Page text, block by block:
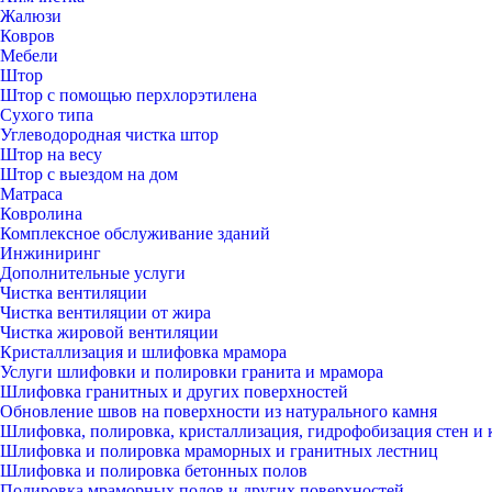
Жалюзи
Ковров
Мебели
Штор
Штор с помощью перхлорэтилена
Сухого типа
Углеводородная чистка штор
Штор на весу
Штор с выездом на дом
Матраса
Ковролина
Комплексное обслуживание зданий
Инжиниринг
Дополнительные услуги
Чистка вентиляции
Чистка вентиляции от жира
Чистка жировой вентиляции
Кристаллизация и шлифовка мрамора
Услуги шлифовки и полировки гранита и мрамора
Шлифовка гранитных и других поверхностей
Обновление швов на поверхности из натурального камня
Шлифовка, полировка, кристаллизация, гидрофобизация стен и
Шлифовка и полировка мраморных и гранитных лестниц
Шлифовка и полировка бетонных полов